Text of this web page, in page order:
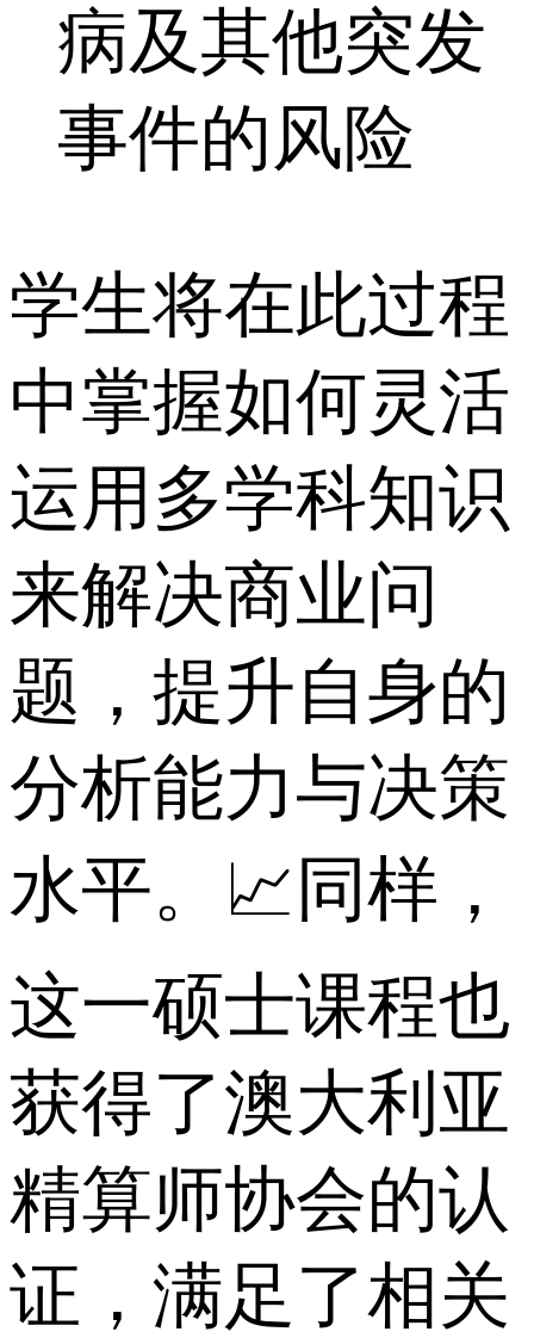
病及其他突发
事件的风险
学生将在此过程
中掌握如何灵活
运用多学科知识
来解决商业问
题，提升自身的
分析能力与决策
水平。📈同样，
这一硕士课程也
获得了澳大利亚
精算师协会的认
证，满足了相关